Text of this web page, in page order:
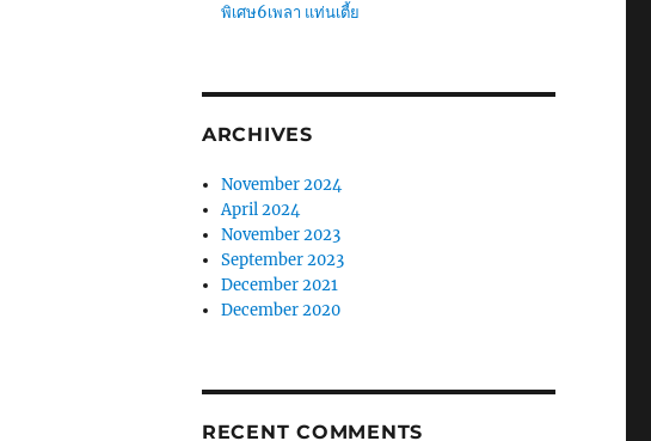
พิเศษ6เพลา แท่นเตี้ย
ARCHIVES
November 2024
April 2024
November 2023
September 2023
December 2021
December 2020
RECENT COMMENTS